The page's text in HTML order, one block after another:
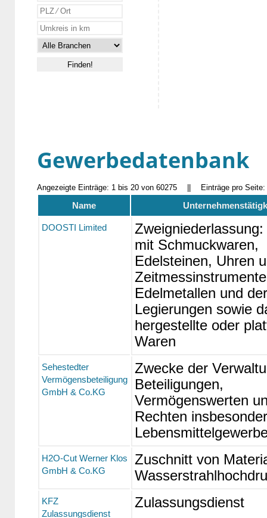
Gewerbedatenbank
Angezeigte Einträge: 1 bis 20 von 60275 Einträge pro Seite:
Name
DOOSTI Limited
Zweigniederlassung:
mit Schmuckwaren,
Edelsteinen, Uhren
Edelmetallen und
Legierungen sowie
hergestellte oder
Waren
Sehestedter
Vermögensbeteiligung
GmbH & Co.KG
Zwecke der
Beteiligungen,
Vermögenswerten
Rechten
H2O-Cut Werner Klos
GmbH & Co.KG
Zuschnitt von
KFZ
Zulassungsdienst
Zulassungsdienst